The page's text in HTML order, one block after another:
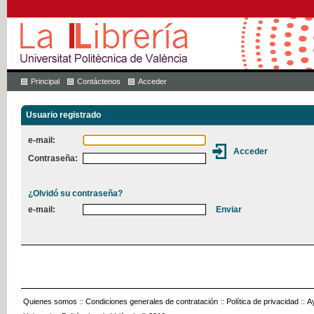
Principal Contáctenos Acceder
Usuario registrado
e-mail:
Contraseña:
¿Olvidó su contraseña?
e-mail:
Quienes somos :: Condiciones generales de contratación :: Política de privacidad ::